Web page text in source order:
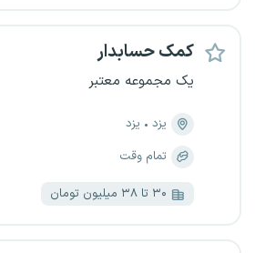
کمک حسابدار
یک مجموعه معتبر
یزد
یزد
تمام وقت
۳۰ تا ۳۸ میلیون تومان